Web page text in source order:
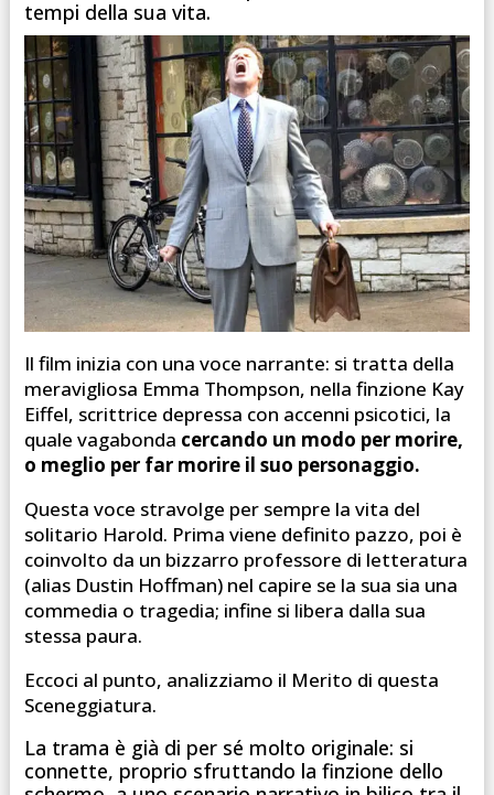
tempi della sua vita.
Il film inizia con una voce narrante: si tratta della
meravigliosa Emma Thompson, nella finzione Kay
Eiffel, scrittrice depressa con accenni psicotici, la
quale vagabonda cercando un modo per morire,
o meglio per far morire il suo personaggio.
Questa voce stravolge per sempre la vita del
solitario Harold. Prima viene definito pazzo, poi è
coinvolto da un bizzarro professore di letteratura
(alias Dustin Hoffman) nel capire se la sua sia una
commedia o tragedia; infine si libera dalla sua
stessa paura.
Eccoci al punto, analizziamo il Merito di questa
Sceneggiatura.
La trama è già di per sé molto originale: si
connette, proprio sfruttando la finzione dello